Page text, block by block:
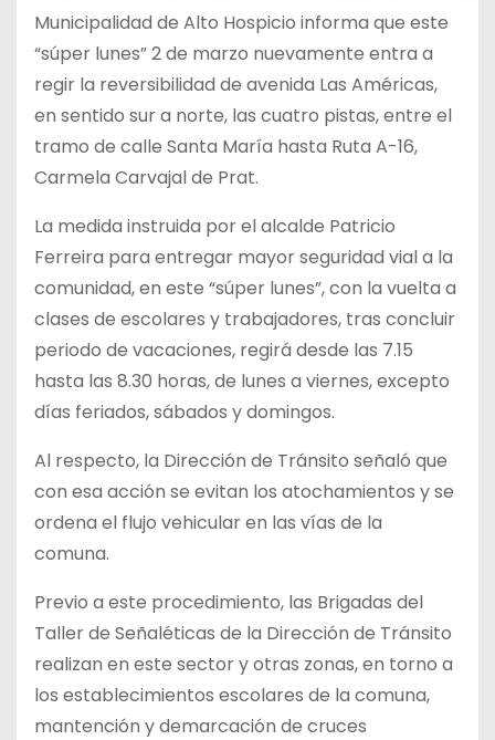
Municipalidad de Alto Hospicio informa que este
“súper lunes” 2 de marzo nuevamente entra a
regir la reversibilidad de avenida Las Américas,
en sentido sur a norte, las cuatro pistas, entre el
tramo de calle Santa María hasta Ruta A-16,
Carmela Carvajal de Prat.
La medida instruida por el alcalde Patricio
Ferreira para entregar mayor seguridad vial a la
comunidad, en este “súper lunes”, con la vuelta a
clases de escolares y trabajadores, tras concluir
periodo de vacaciones, regirá desde las 7.15
hasta las 8.30 horas, de lunes a viernes, excepto
días feriados, sábados y domingos.
Al respecto, la Dirección de Tránsito señaló que
con esa acción se evitan los atochamientos y se
ordena el flujo vehicular en las vías de la
comuna.
Previo a este procedimiento, las Brigadas del
Taller de Señaléticas de la Dirección de Tránsito
realizan en este sector y otras zonas, en torno a
los establecimientos escolares de la comuna,
mantención y demarcación de cruces